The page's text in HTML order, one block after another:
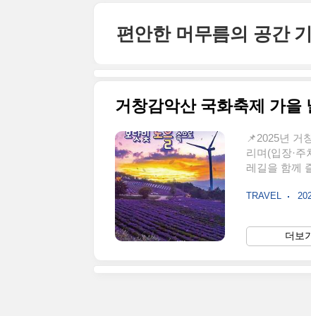
편안한 머무름의 공간
📌2025년 거
리며(입장·주
레길을 함께
상남도 거창
대(약 900m)
&별 여행), 그
TRAVEL
더보